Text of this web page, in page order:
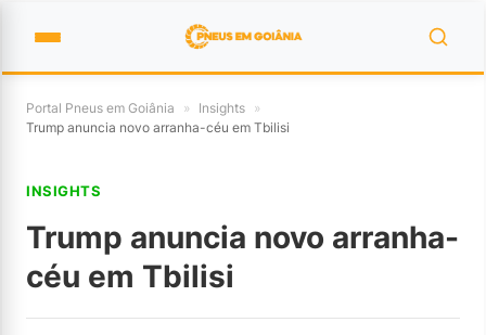
Portal Pneus em Goiânia » Insights »
Trump anuncia novo arranha-céu em Tbilisi
INSIGHTS
Trump anuncia novo arranha-
céu em Tbilisi